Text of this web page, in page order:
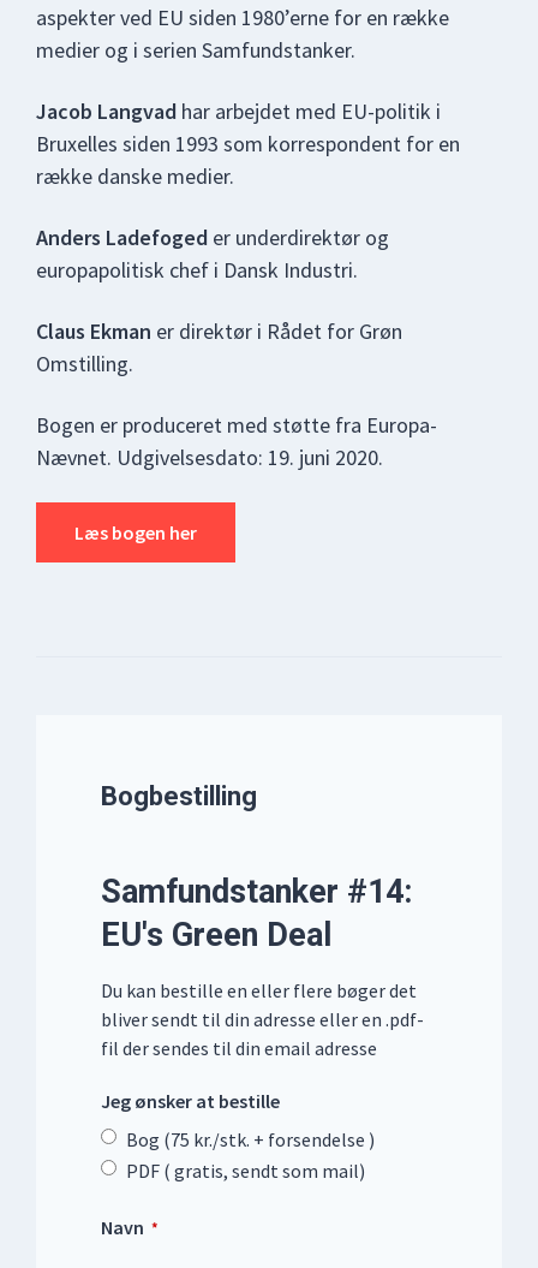
aspekter ved EU siden 1980’erne for en række
medier og i serien Samfundstanker.
Jacob Langvad har arbejdet med EU-politik i
Bruxelles siden 1993 som korrespondent for en
række danske medier.
Anders Ladefoged er underdirektør og
europapolitisk chef i Dansk Industri.
Claus Ekman er direktør i Rådet for Grøn
Omstilling.
Bogen er produceret med støtte fra Europa-
Nævnet. Udgivelsesdato: 19. juni 2020.
Læs bogen her
Bogbestilling
Samfundstanker #14:
EU's Green Deal
Du kan bestille en eller flere bøger det
bliver sendt til din adresse eller en .pdf-
fil der sendes til din email adresse
Jeg ønsker at bestille
Bog (75 kr./stk. + forsendelse )
PDF ( gratis, sendt som mail)
Your
Navn *